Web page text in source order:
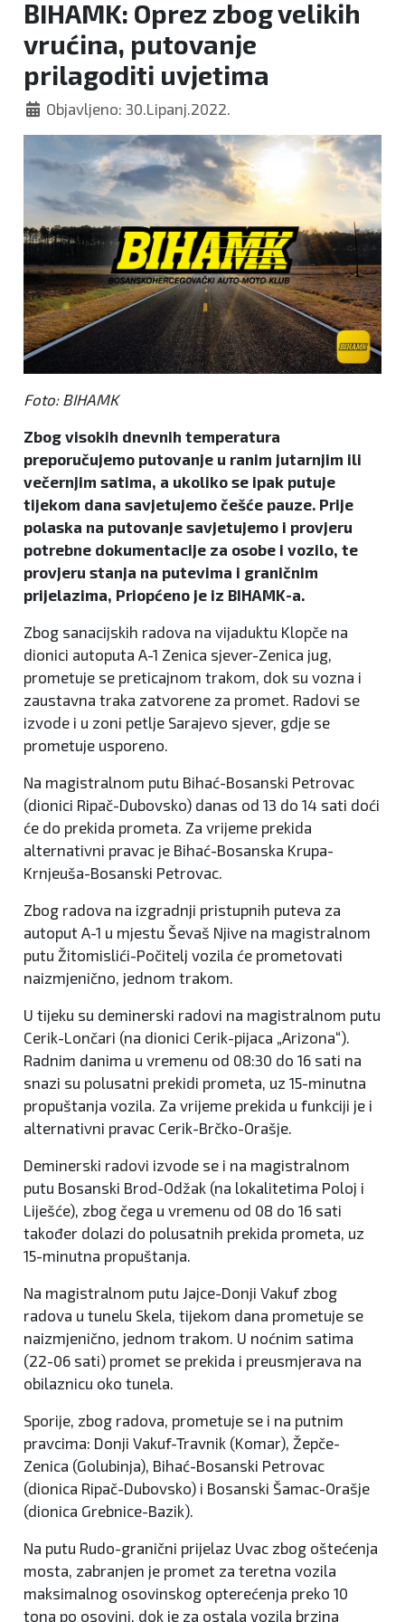
BIHAMK: Oprez zbog velikih
vrućina, putovanje
prilagoditi uvjetima
Objavljeno: 30.Lipanj.2022.
Foto: BIHAMK
Zbog visokih dnevnih temperatura
preporučujemo putovanje u ranim jutarnjim ili
večernjim satima, a ukoliko se ipak putuje
tijekom dana savjetujemo češće pauze. Prije
polaska na putovanje savjetujemo i provjeru
potrebne dokumentacije za osobe i vozilo, te
provjeru stanja na putevima i graničnim
prijelazima, Priopćeno je iz BIHAMK-a.
Zbog sanacijskih radova na vijaduktu Klopče na
dionici autoputa A-1 Zenica sjever-Zenica jug,
prometuje se preticajnom trakom, dok su vozna i
zaustavna traka zatvorene za promet. Radovi se
izvode i u zoni petlje Sarajevo sjever, gdje se
prometuje usporeno.
Na magistralnom putu Bihać-Bosanski Petrovac
(dionici Ripač-Dubovsko) danas od 13 do 14 sati doći
će do prekida prometa. Za vrijeme prekida
alternativni pravac je Bihać-Bosanska Krupa-
Krnjeuša-Bosanski Petrovac.
Zbog radova na izgradnji pristupnih puteva za
autoput A-1 u mjestu Ševaš Njive na magistralnom
putu Žitomislići-Počitelj vozila će prometovati
naizmjenično, jednom trakom.
U tijeku su deminerski radovi na magistralnom putu
Cerik-Lončari (na dionici Cerik-pijaca „Arizona“).
Radnim danima u vremenu od 08:30 do 16 sati na
snazi su polusatni prekidi prometa, uz 15-minutna
propuštanja vozila. Za vrijeme prekida u funkciji je i
alternativni pravac Cerik-Brčko-Orašje.
Deminerski radovi izvode se i na magistralnom
putu Bosanski Brod-Odžak (na lokalitetima Poloj i
Liješće), zbog čega u vremenu od 08 do 16 sati
također dolazi do polusatnih prekida prometa, uz
15-minutna propuštanja.
Na magistralnom putu Jajce-Donji Vakuf zbog
radova u tunelu Skela, tijekom dana prometuje se
naizmjenično, jednom trakom. U noćnim satima
(22-06 sati) promet se prekida i preusmjerava na
obilaznicu oko tunela.
Sporije, zbog radova, prometuje se i na putnim
pravcima: Donji Vakuf-Travnik (Komar), Žepče-
Zenica (Golubinja), Bihać-Bosanski Petrovac
(dionica Ripač-Dubovsko) i Bosanski Šamac-Orašje
(dionica Grebnice-Bazik).
Na putu Rudo-granični prijelaz Uvac zbog oštećenja
mosta, zabranjen je promet za teretna vozila
maksimalnog osovinskog opterećenja preko 10
tona po osovini, dok je za ostala vozila brzina